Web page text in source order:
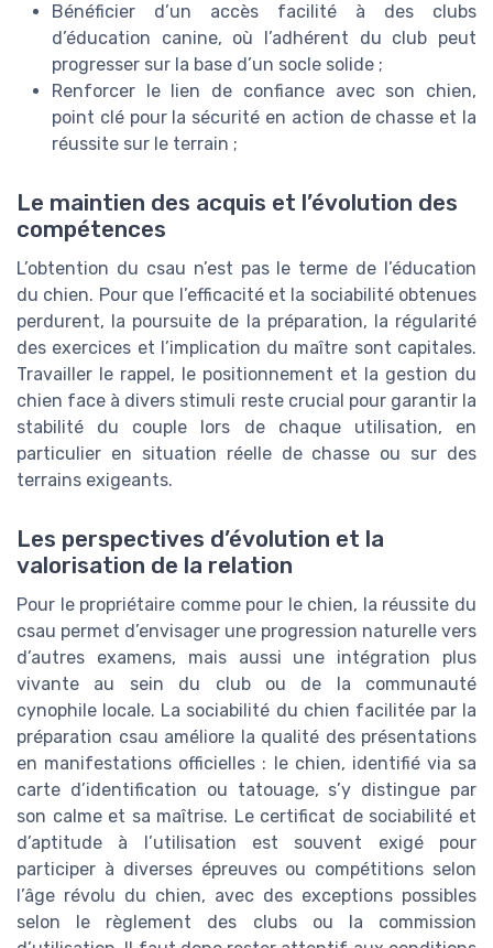
Bénéficier d’un accès facilité à des clubs
d’éducation canine, où l’adhérent du club peut
progresser sur la base d’un socle solide ;
Renforcer le lien de confiance avec son chien,
point clé pour la sécurité en action de chasse et la
réussite sur le terrain ;
Le maintien des acquis et l’évolution des
compétences
L’obtention du csau n’est pas le terme de l’éducation
du chien. Pour que l’efficacité et la sociabilité obtenues
perdurent, la poursuite de la préparation, la régularité
des exercices et l’implication du maître sont capitales.
Travailler le rappel, le positionnement et la gestion du
chien face à divers stimuli reste crucial pour garantir la
stabilité du couple lors de chaque utilisation, en
particulier en situation réelle de chasse ou sur des
terrains exigeants.
Les perspectives d’évolution et la
valorisation de la relation
Pour le propriétaire comme pour le chien, la réussite du
csau permet d’envisager une progression naturelle vers
d’autres examens, mais aussi une intégration plus
vivante au sein du club ou de la communauté
cynophile locale. La sociabilité du chien facilitée par la
préparation csau améliore la qualité des présentations
en manifestations officielles : le chien, identifié via sa
carte d’identification ou tatouage, s’y distingue par
son calme et sa maîtrise. Le certificat de sociabilité et
d’aptitude à l’utilisation est souvent exigé pour
participer à diverses épreuves ou compétitions selon
l’âge révolu du chien, avec des exceptions possibles
selon le règlement des clubs ou la commission